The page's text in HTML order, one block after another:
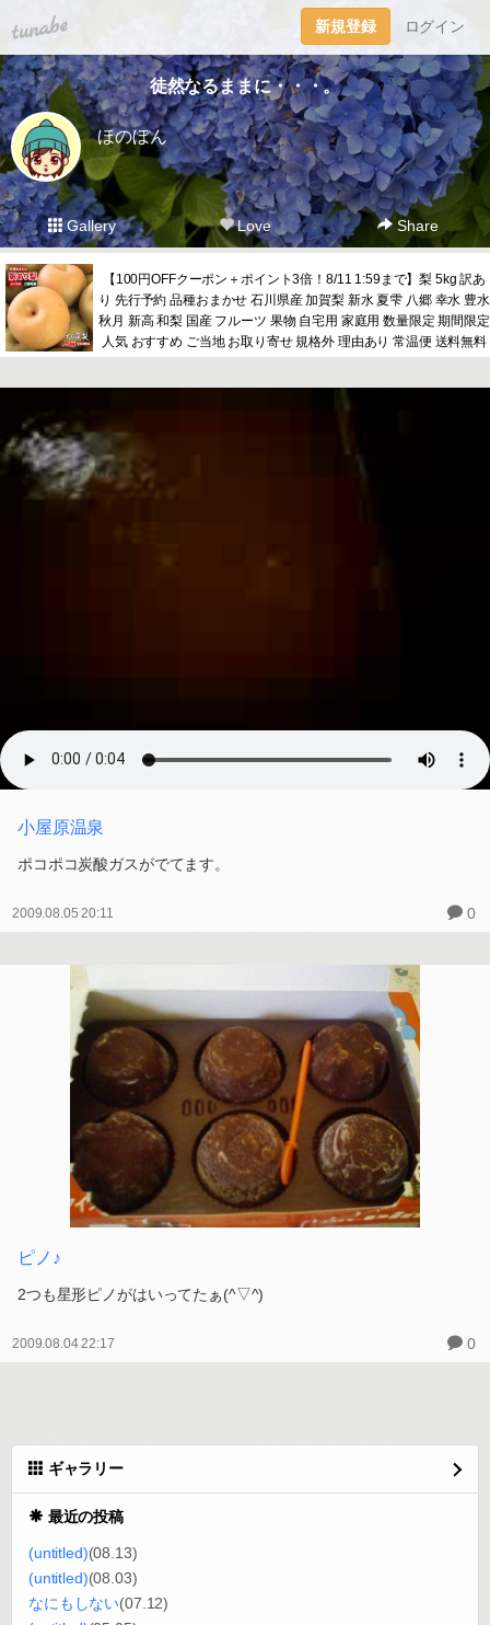
tuna.be 新規登録 ログイン
徒然なるままに・・・。
ほのぼん
Gallery Love Share
【100円OFFクーポン＋ポイント3倍！8/11 1:59まで】梨 5kg 訳あ
り 先行予約 品種おまかせ 石川県産 加賀梨 新水 夏雫 八郷 幸水 豊水
秋月 新高 和梨 国産 フルーツ 果物 自宅用 家庭用 数量限定 期間限定
人気 おすすめ ご当地 お取り寄せ 規格外 理由あり 常温便 送料無料
小屋原温泉
ポコポコ炭酸ガスがでてます。
2009.08.05 20:11 0
ピノ♪
2つも星形ピノがはいってたぁ(^▽^)
2009.08.04 22:17 0
ギャラリー
最近の投稿
(untitled)(08.13)
(untitled)(08.03)
なにもしない(07.12)